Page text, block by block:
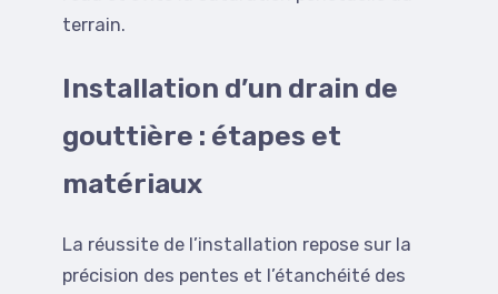
terrain.
Installation d’un drain de
gouttière : étapes et
matériaux
La réussite de l’installation repose sur la
précision des pentes et l’étanchéité des